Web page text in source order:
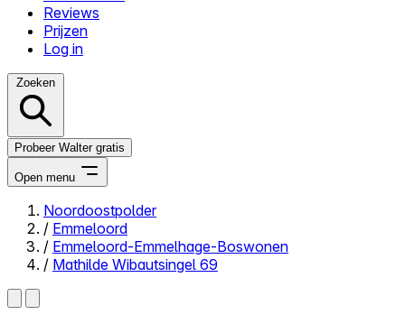
Reviews
Prijzen
Log in
Zoeken
Probeer Walter gratis
Open menu
Close menu
Noordoostpolder
/ Emmeloord
/ Emmeloord-Emmelhage-Boswonen
/ Mathilde Wibautsingel 69